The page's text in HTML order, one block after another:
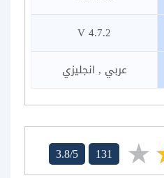
4.7.2 V
عربي , انجليزي
3.8/5 131